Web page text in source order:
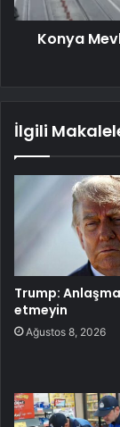
Konya
İlgili
Trump:
etmeyin
Ağustos 8, 2026